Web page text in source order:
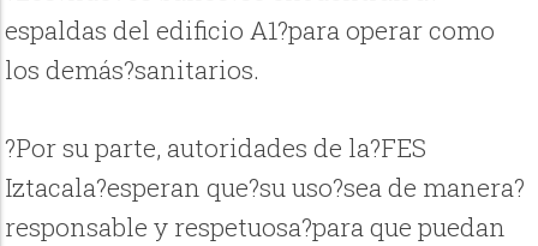
espaldas del edificio A1?para operar como
los demás?sanitarios.
?Por su parte, autoridades de la?FES
Iztacala?esperan que?su uso?sea de manera?
responsable y respetuosa?para que puedan